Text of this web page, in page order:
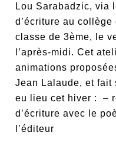
Lou Sarabadzic, via
d’écriture au
classe de 3ème, le
l’après-midi. Cet
animations
Jean Lalaude, et fait
eu lieu cet hiver : –
d’écriture avec le
l’éditeur